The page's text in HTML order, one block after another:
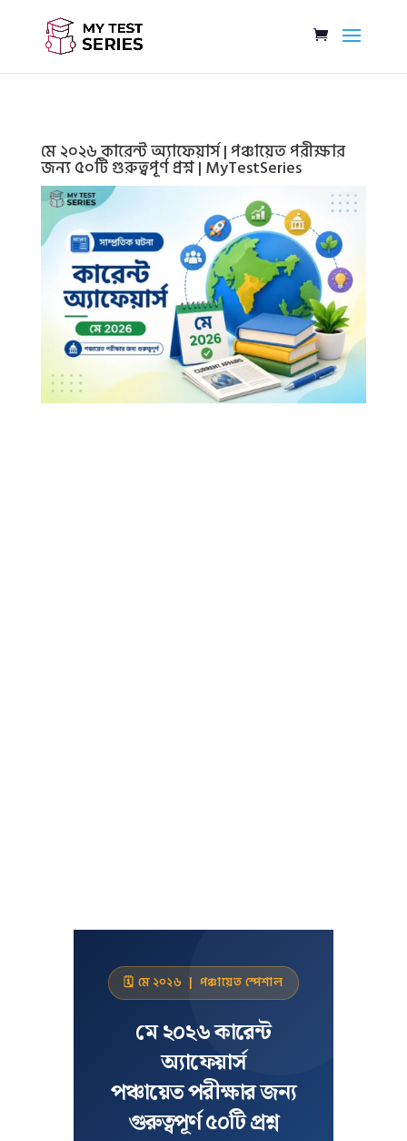
মে ২০২৬ কারেন্ট অ্যাফেয়ার্স | পঞ্চায়েত পরীক্ষার
জন্য ৫০টি গুরুত্বপূর্ণ প্রশ্ন | MyTestSeries
🗓️ মে ২০২৬ | পঞ্চায়েত স্পেশাল
মে ২০২৬ কারেন্ট
অ্যাফেয়ার্স
পঞ্চায়েত পরীক্ষার জন্য
গুরুত্বপূর্ণ ৫০টি প্রশ্ন